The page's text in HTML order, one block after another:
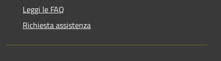
Leggi le FAQ
Richiesta assistenza